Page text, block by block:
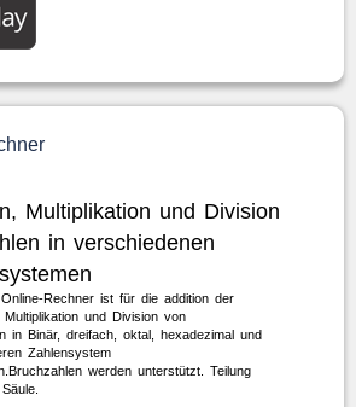
Multiplikation und Division
in verschiedenen
Rechner ist für die addition der
Multiplikation und Division von
in Binär, dreifach, oktal, hexadezimal und
Zahlensystem
werden unterstützt. Teilung